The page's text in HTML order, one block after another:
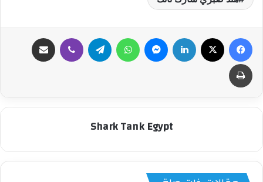
فيسبوك لينكدإن ماسنجر واتساب تيلقرام ڤايبر
طباعة
Shark Tank Egypt